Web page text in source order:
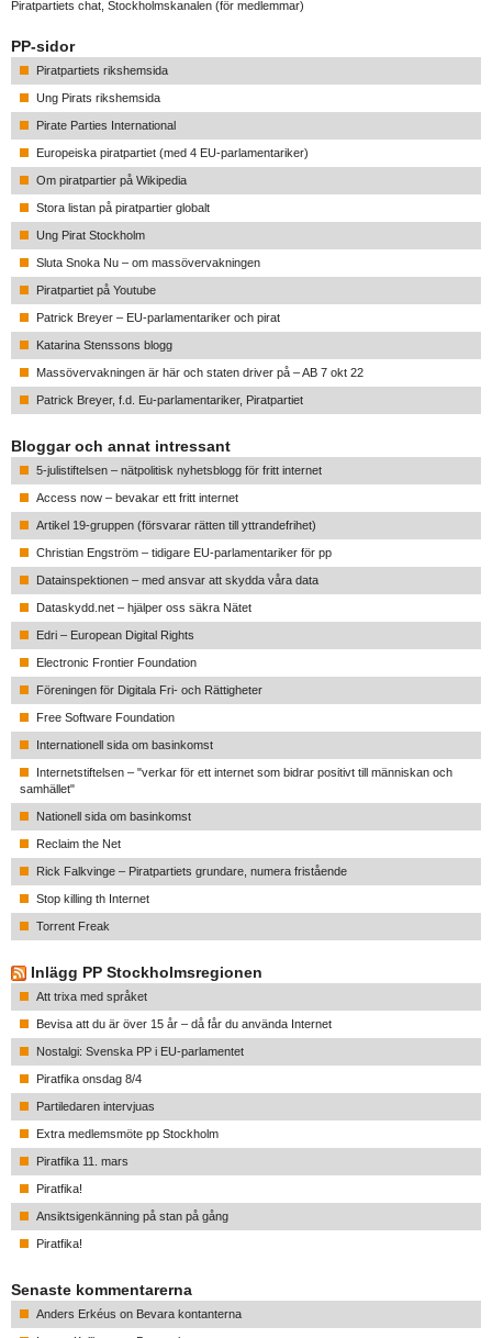
Piratpartiets chat, Stockholmskanalen (för medlemmar)
PP-sidor
Piratpartiets rikshemsida
Ung Pirats rikshemsida
Pirate Parties International
Europeiska piratpartiet (med 4 EU-parlamentariker)
Om piratpartier på Wikipedia
Stora listan på piratpartier globalt
Ung Pirat Stockholm
Sluta Snoka Nu – om massövervakningen
Piratpartiet på Youtube
Patrick Breyer – EU-parlamentariker och pirat
Katarina Stenssons blogg
Massövervakningen är här och staten driver på – AB 7 okt 22
Patrick Breyer, f.d. Eu-parlamentariker, Piratpartiet
Bloggar och annat intressant
5-julistiftelsen – nätpolitisk nyhetsblogg för fritt internet
Access now – bevakar ett fritt internet
Artikel 19-gruppen (försvarar rätten till yttrandefrihet)
Christian Engström – tidigare EU-parlamentariker för pp
Datainspektionen – med ansvar att skydda våra data
Dataskydd.net – hjälper oss säkra Nätet
Edri – European Digital Rights
Electronic Frontier Foundation
Föreningen för Digitala Fri- och Rättigheter
Free Software Foundation
Internationell sida om basinkomst
Internetstiftelsen – "verkar för ett internet som bidrar positivt till människan och
samhället"
Nationell sida om basinkomst
Reclaim the Net
Rick Falkvinge – Piratpartiets grundare, numera fristående
Stop killing th Internet
Torrent Freak
Inlägg PP Stockholmsregionen
Att trixa med språket
Bevisa att du är över 15 år – då får du använda Internet
Nostalgi: Svenska PP i EU-parlamentet
Piratfika onsdag 8/4
Partiledaren intervjuas
Extra medlemsmöte pp Stockholm
Piratfika 11. mars
Piratfika!
Ansiktsigenkänning på stan på gång
Piratfika!
Senaste kommentarerna
Anders Erkéus on Bevara kontanterna